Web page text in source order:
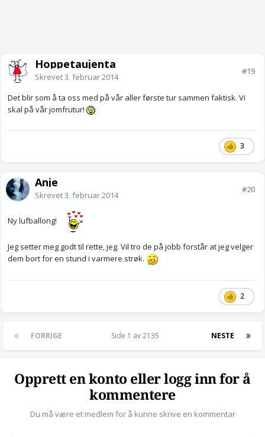
Hoppetaujenta
Skrevet3. februar 2014
#19
Det blir som å ta oss med på vår aller første tur sammen faktisk. Vi
skal på vår jomfrutur!
3
Anje
Skrevet3. februar 2014
#20
Ny lufballong!
Jeg setter meg godt til rette, jeg. Vil tro de på jobb forstår at jeg velger
dem bort for en stund i varmere strøk.
2
FORRIGE NESTE
Side 1 av 2135
Opprett en konto eller logg inn for å
kommentere
Du må være et medlem for å kunne skrive en kommentar